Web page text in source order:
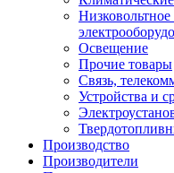
Освещение
Прочие товары
Связь,
Устройства и
Производство
Производители